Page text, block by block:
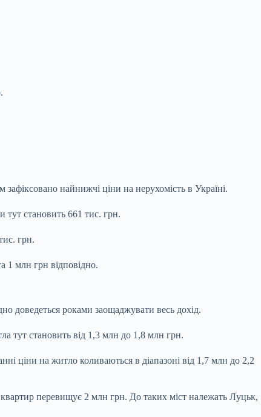
найнижчі ціни на нерухомість в Україні.
тут становить 661 тис. грн.
грн.
1 млн грн відповідно.
доведеться роками заощаджувати весь дохід.
тут становить від 1,3 млн до 1,8 млн грн.
ціни на житло коливаються в діапазоні від 1,7 млн до 2,2
перевищує 2 млн грн. До таких міст належать Луцьк,